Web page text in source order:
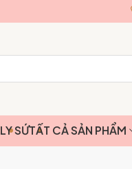
LY SỨTẤT CẢ SẢN PHẨM